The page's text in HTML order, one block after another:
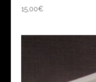
15,00€